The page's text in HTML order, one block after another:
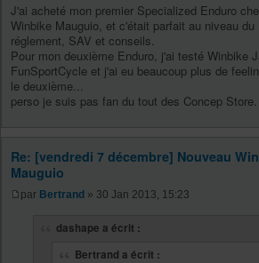
J'ai acheté mon premier Specialized Enduro
Winbike Mauguio, et c'était parfait au niveau du
réglement, SAV et conseils.
Pour mon deuxième Enduro, j'ai testé Winbike
FunSportCycle et j'ai eu beaucoup plus de
le deuxième...
perso je suis pas fan du tout des Concep Store.
Re: [vendredi 7 décembre] Nouveau
Mauguio
par Bertrand » 30 Jan 2013, 15:23
dashape a écrit :
Bertrand a écrit :